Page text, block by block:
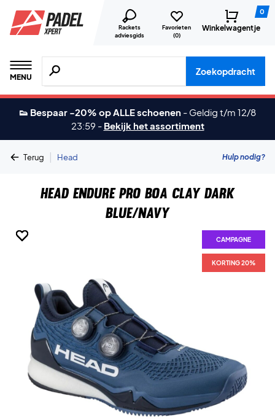
Rackets
adviesgids
Favorieten
(0)
0
Winkelwagentje
MENU
Zoeken naar producten, merken etc.
Zoekopdracht
👟 Bespaar -20% op ALLE schoenen - Geldig t/m 12/8
23:59 - Bekijk het assortiment
Terug | Head Hulp nodig?
Head Endure Pro BOA Clay Dark
Blue/Navy
CAMPAGNE
KORTING 20%
CAMPAGNE
KORTING 20%
CAMPAGNE
KORTING 20%
CAMPAGNE
KORTING 20%
CAMPAGNE
KORTING 20%
CAMPAGNE
KORTING 20%